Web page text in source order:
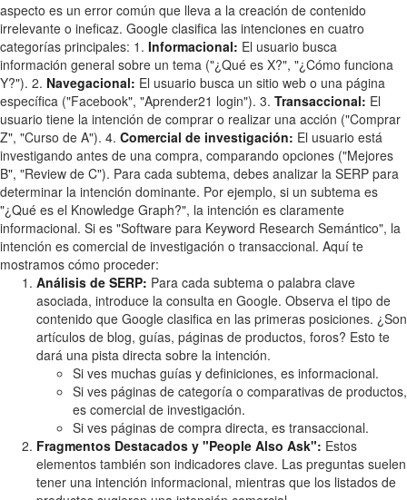
aspecto es un error común que lleva a la creación de contenido
irrelevante o ineficaz. Google clasifica las intenciones en cuatro
categorías principales: 1. Informacional: El usuario busca
información general sobre un tema ("¿Qué es X?", "¿Cómo funciona
Y?"). 2. Navegacional: El usuario busca un sitio web o una página
específica ("Facebook", "Aprender21 login"). 3. Transaccional: El
usuario tiene la intención de comprar o realizar una acción ("Comprar
Z", "Curso de A"). 4. Comercial de investigación: El usuario está
investigando antes de una compra, comparando opciones ("Mejores
B", "Review de C"). Para cada subtema, debes analizar la SERP para
determinar la intención dominante. Por ejemplo, si un subtema es
"¿Qué es el Knowledge Graph?", la intención es claramente
informacional. Si es "Software para Keyword Research Semántico", la
intención es comercial de investigación o transaccional. Aquí te
mostramos cómo proceder:
Análisis de SERP: Para cada subtema o palabra clave
asociada, introduce la consulta en Google. Observa el tipo de
contenido que Google clasifica en las primeras posiciones. ¿Son
artículos de blog, guías, páginas de productos, foros? Esto te
dará una pista directa sobre la intención.
Si ves muchas guías y definiciones, es informacional.
Si ves páginas de categoría o comparativas de productos,
es comercial de investigación.
Si ves páginas de compra directa, es transaccional.
Fragmentos Destacados y "People Also Ask": Estos
elementos también son indicadores clave. Las preguntas suelen
tener una intención informacional, mientras que los listados de